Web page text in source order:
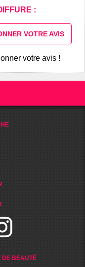
:
VOTRE AVIS
votre avis !
DE BEAUTÉ